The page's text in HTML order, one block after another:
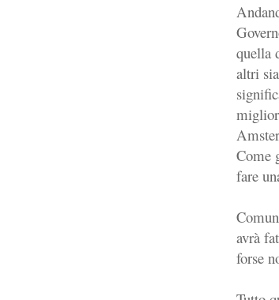
quella
altri
Come
fare
avrà
forse